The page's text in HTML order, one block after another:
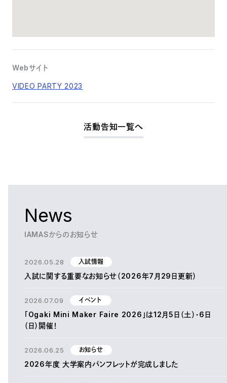
Webサイト
VIDEO PARTY 2023
活動告知一覧へ
News
IAMASからのお知らせ
2026.05.28 入試情報
入試に関する重要なお知らせ（2026年7月29日更新）
2026.07.09 イベント
「Ogaki Mini Maker Faire 2026」は12月5日（土）・6日
（日）開催！
2026.06.25 お知らせ
2026年度 大学案内パンフレットが完成しました